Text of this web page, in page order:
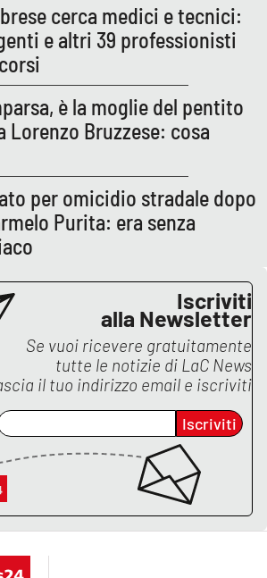
cerca medici e tecnici:
e altri 39 professionisti
è la moglie del pentito
Lorenzo Bruzzese: cosa
per omicidio stradale dopo
Purita: era senza
Iscriviti
alla Newsletter
Se vuoi ricevere gratuitamente
tutte le notizie di LaC News
il tuo indirizzo email e iscriviti
Iscriviti